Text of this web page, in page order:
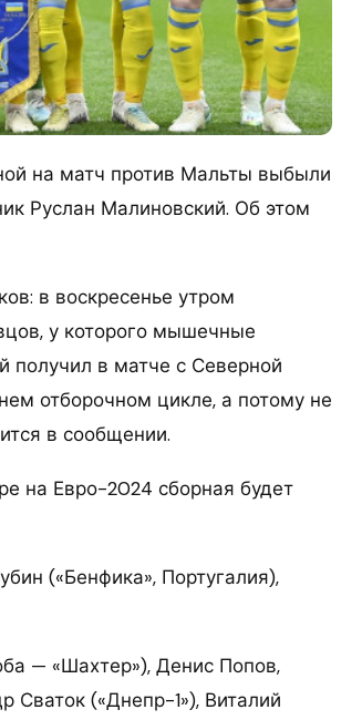
на матч против Мальты выбыли
Руслан Малиновский. Об этом
в воскресенье утром
у которого мышечные
получил в матче с Северной
отборочном цикле, а потому не
в сообщении.
на Евро-2024 сборная будет
(«Бенфика», Португалия),
— «Шахтер»), Денис Попов,
Сваток («Днепр-1»), Виталий